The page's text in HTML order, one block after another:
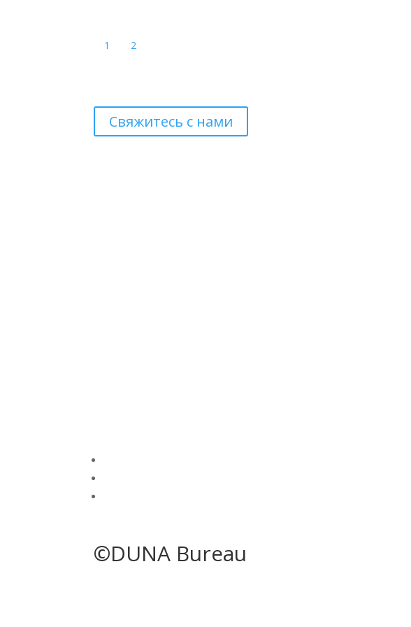
1 2
Свяжитесь с нами
©DUNA Bureau